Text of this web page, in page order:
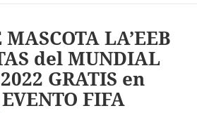
MASCOTA LA’EEB
del MUNDIAL
GRATIS en
FIFA